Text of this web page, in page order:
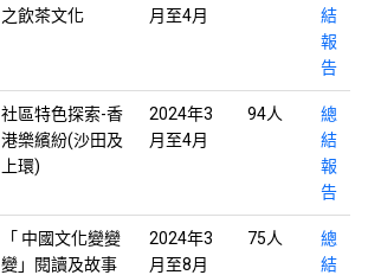
之飲茶文化
月至4月
結
報
告
社區特色探索-香
港樂繽紛(沙田及
上環)
2024年3
月至4月
94人
總
結
報
告
「 中國文化變變
變」閱讀及故事
2024年3
月至8月
75人
總
結